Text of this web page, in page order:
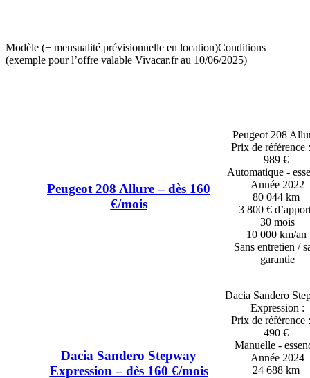
Modèle (+ mensualité prévisionnelle en location)Conditions
(exemple pour l’offre valable Vivacar.fr au 10/06/2025)
Peugeot 208 Allure – dès 160
€/mois
Peugeot 208
Prix de référence
989 €
Automatique -
Année 2022
80 044 km
3 800 €
30 mois
10 000 km/an
Sans entretien /
garantie
Dacia Sandero Stepway
Expression – dès 160 €/mois
Dacia Sandero
Expression :
Prix de référence
490 €
Manuelle -
Année 2024
24 688 km